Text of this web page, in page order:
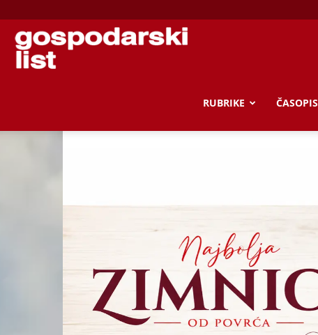
Gospodarski
RUBRIKE ČASOPIS